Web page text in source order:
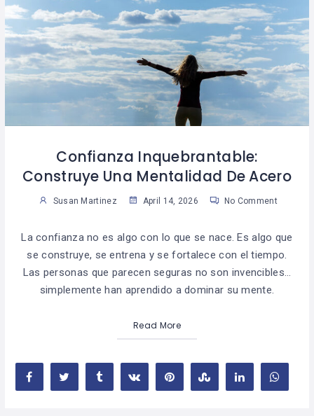
Confianza Inquebrantable:
Construye Una Mentalidad De Acero
Susan Martinez April 14, 2026 No Comment
La confianza no es algo con lo que se nace. Es algo que
se construye, se entrena y se fortalece con el tiempo.
Las personas que parecen seguras no son invencibles…
simplemente han aprendido a dominar su mente.
Read More